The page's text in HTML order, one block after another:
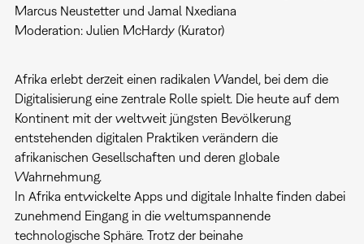
Marcus Neustetter und Jamal Nxediana
Moderation: Julien McHardy (Kurator)
Afrika erlebt derzeit einen radikalen Wandel, bei dem die
Digitalisierung eine zentrale Rolle spielt. Die heute auf dem
Kontinent mit der weltweit jüngsten Bevölkerung
entstehenden digitalen Praktiken verändern die
afrikanischen Gesellschaften und deren globale
Wahrnehmung.
In Afrika entwickelte Apps und digitale Inhalte finden dabei
zunehmend Eingang in die weltumspannende
technologische Sphäre. Trotz der beinahe